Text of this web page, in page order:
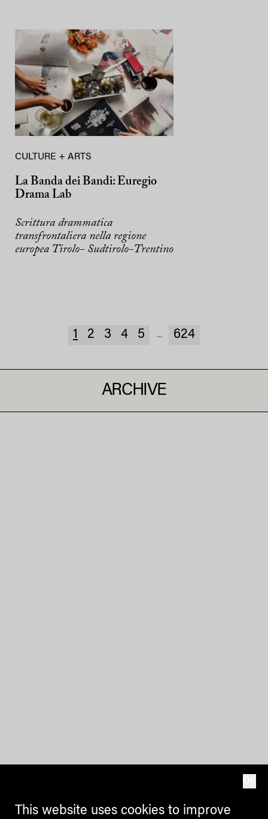
CULTURE + ARTS
La Banda dei Bandi: Euregio
Drama Lab
Scrittura drammatica
transfrontaliera nella regione
europea Tirolo- Sudtirolo-Trentino
1 2 3 4 5 ... 624
ARCHIVE
This website uses cookies to improve